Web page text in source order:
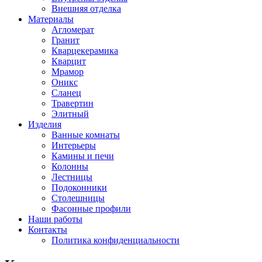
Внешняя отделка
Материалы
Агломерат
Гранит
Кварцекерамика
Кварцит
Мрамор
Оникс
Сланец
Травертин
Элитный
Изделия
Ванные комнаты
Интерьеры
Камины и печи
Колонны
Лестницы
Подоконники
Столешницы
Фасонные профили
Наши работы
Контакты
Политика конфиденциальности